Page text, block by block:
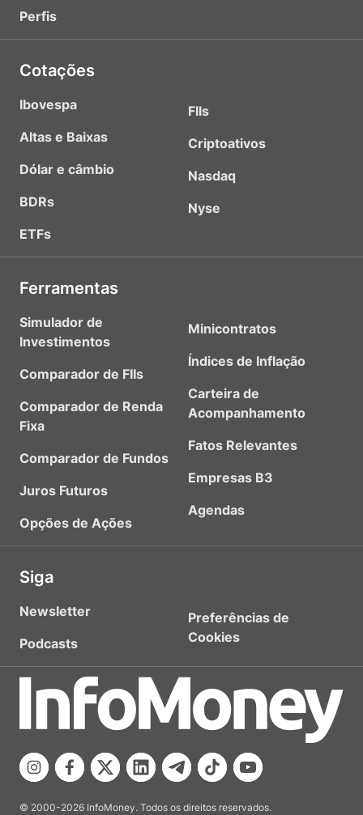
Perfis
Cotações
Ibovespa
Altas e Baixas
Dólar e câmbio
BDRs
ETFs
FIIs
Criptoativos
Nasdaq
Nyse
Ferramentas
Simulador de
Investimentos
Comparador de FIIs
Comparador de Renda
Fixa
Comparador de Fundos
Juros Futuros
Opções de Ações
Minicontratos
Índices de Inflação
Carteira de
Acompanhamento
Fatos Relevantes
Empresas B3
Agendas
Siga
Newsletter
Podcasts
Preferências de
Cookies
© 2000-2026 InfoMoney. Todos os direitos reservados.